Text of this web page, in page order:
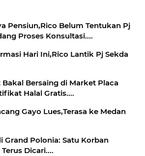
Pensiun,Rico Belum Tentukan Pj
Proses Konsultasi....
Hari Ini,Rico Lantik Pj Sekda
Bakal Bersaing di Market Placa
Halal Gratis....
Gayo Lues,Terasa ke Medan
Ditemukan,2 Lagi Terus Dicari....